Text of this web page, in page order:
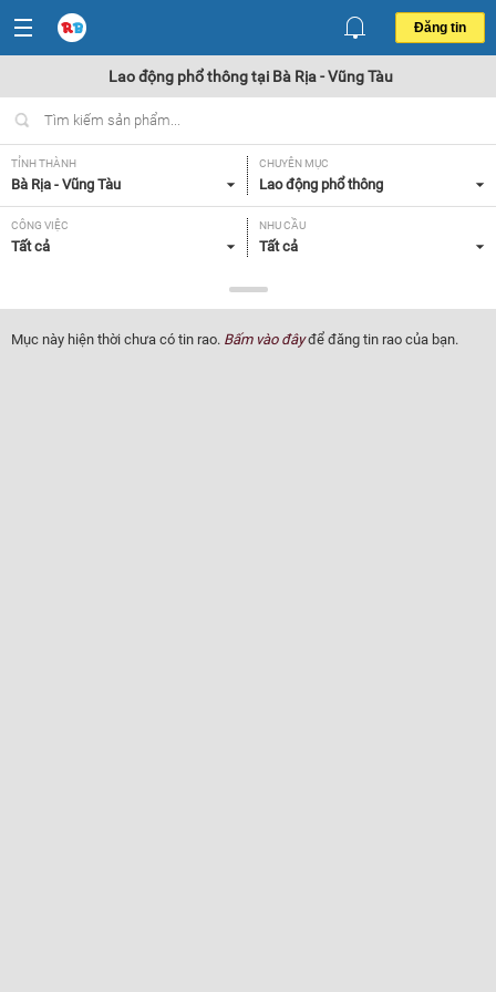
Đăng tin
Lao động phổ thông tại Bà Rịa - Vũng Tàu
TỈNH THÀNH
Bà Rịa - Vũng Tàu
CHUYÊN MỤC
Lao động phổ thông
CÔNG VIỆC
Tất cả
NHU CẦU
Tất cả
Tất cả
Mục này hiện thời chưa có tin rao. Bấm vào đâyđể đăng tin rao của bạn.